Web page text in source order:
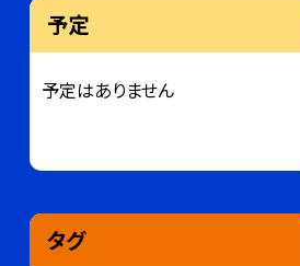
予定
予定はありません
タグ